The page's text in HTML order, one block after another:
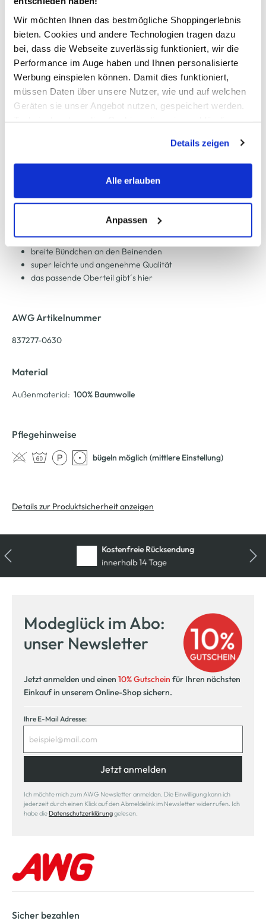
Wir möchten Ihnen das bestmögliche Shoppingerlebnis
bieten. Cookies und andere Technologien tragen dazu
bei, dass die Webseite zuverlässig funktioniert, wir die
Performance im Auge haben und Ihnen personalisierte
Werbung einspielen können. Damit dies funktioniert,
müssen Daten über unsere Nutzer, wie und auf welchen
Geräten sie unser Angebot nutzen, gespeichert werden.
werden, werden bei der Nutzung der Webseite auf jeden
Fall gesetzt. Cookies von Drittanbietern für Analyse- oder
Trackingzwecke werden nur dann aktiviert, wenn Sie das
erlauben" bzw. "Alle erlauben" klicken. Mehr dazu
(einschließlich der Möglichkeit, die Einwilligungserklärung
zu ändern oder zu widerrufen) erfahren Sie in unserem
Cookie-Hinweisbzw. derDatenschutzerklärung.
Details zeigen
Alle erlauben
Anpassen
Schneller DHL Versand: in 1–3 Werktagen
Kostenfreie Rücksendung innerhalb 14 Tage
Kostenlose Filiallieferung in Ihre Wunschfiliale
mit breitem Gummizugbund und integrierter Kordel
zwei seitliche Eingriffstaschen
breite Bündchen an den Beinenden
super leichte und angenehme Qualität
das passende Oberteil gibt´s hier
AWG Artikelnummer
837277-0630
Material
Außenmaterial: 100% Baumwolle
Pflegehinweise
bügeln möglich (mittlere Einstellung)
Details zur Produktsicherheit anzeigen
Kostenfreie Rücksendung
innerhalb 14 Tage
Modeglück im Abo:
unser Newsletter
Jetzt anmelden und einen 10% Gutschein für Ihren nächsten
Einkauf in unserem Online-Shop sichern.
Ihre E-Mail Adresse:
Jetzt anmelden
Ich möchte mich zum AWG Newsletter anmelden. Die Einwilligung kann ich
jederzeit durch einen Klick auf den Abmeldelink im Newsletter widerrufen. Ich
habe die Datenschutzerklärunggelesen.
Sicher bezahlen